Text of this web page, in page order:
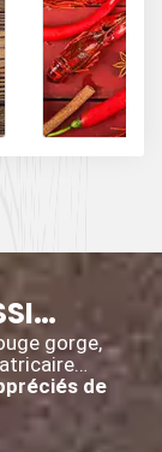
gorge,
de